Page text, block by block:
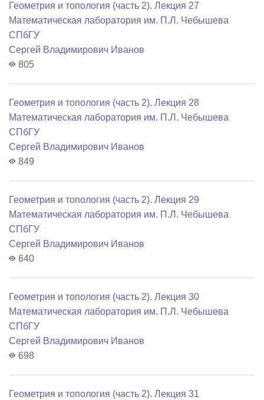
Геометрия и топология (часть 2). Лекция 27
Математичеcкая лаборатория им. П.Л. Чебышева
СПбГУ
Сергей Владимирович Иванов
805
Геометрия и топология (часть 2). Лекция 28
Математичеcкая лаборатория им. П.Л. Чебышева
СПбГУ
Сергей Владимирович Иванов
849
Геометрия и топология (часть 2). Лекция 29
Математичеcкая лаборатория им. П.Л. Чебышева
СПбГУ
Сергей Владимирович Иванов
640
Геометрия и топология (часть 2). Лекция 30
Математичеcкая лаборатория им. П.Л. Чебышева
СПбГУ
Сергей Владимирович Иванов
698
Геометрия и топология (часть 2). Лекция 31